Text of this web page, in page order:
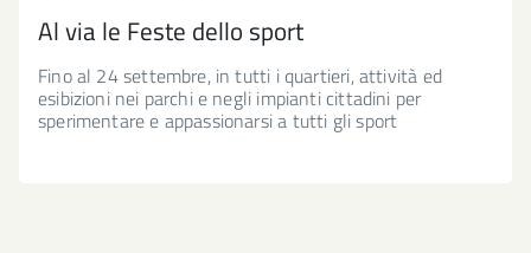
Al via le Feste dello sport
Fino al 24 settembre, in tutti i quartieri, attività ed
esibizioni nei parchi e negli impianti cittadini per
sperimentare e appassionarsi a tutti gli sport